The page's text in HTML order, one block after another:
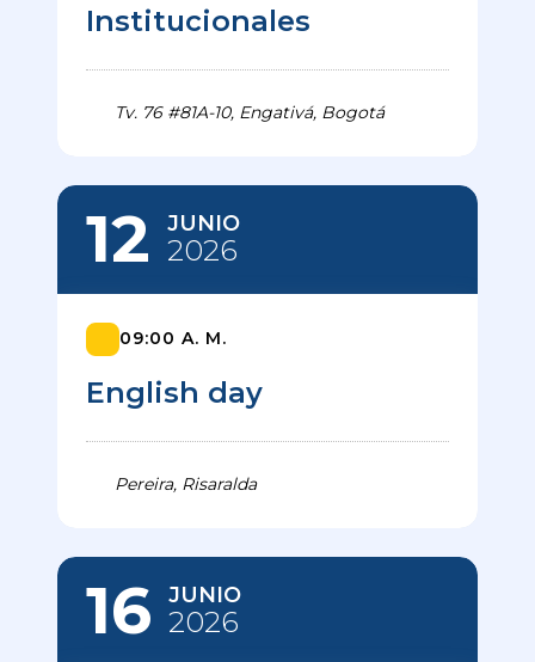
Institucionales
Tv. 76 #81A-10, Engativá, Bogotá
12 JUNIO
2026
09:00 A. M.
English day
Pereira, Risaralda
16 JUNIO
2026